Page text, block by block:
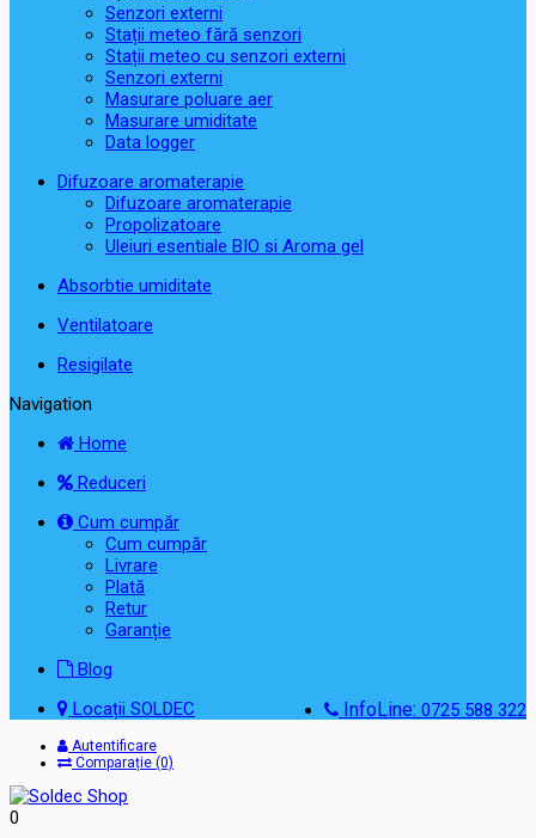
Senzori externi
Stații meteo fără senzori
Stații meteo cu senzori externi
Senzori externi
Masurare poluare aer
Masurare umiditate
Data logger
Difuzoare aromaterapie
Difuzoare aromaterapie
Propolizatoare
Uleiuri esentiale BIO si Aroma gel
Absorbtie umiditate
Ventilatoare
Resigilate
Navigation
Home
Reduceri
Cum cumpăr
Cum cumpăr
Livrare
Plată
Retur
Garanție
Blog
InfoLine: 0725 588 322
Locații SOLDEC
Autentificare
Comparație (0)
0